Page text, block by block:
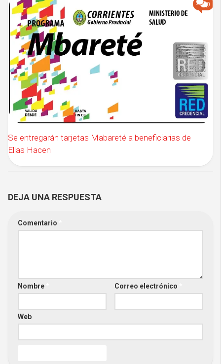
0
Se entregarán tarjetas Mabareté a beneficiarias de
Ellas Hacen
DEJA UNA RESPUESTA
Comentario
Nombre Correo electrónico
Web